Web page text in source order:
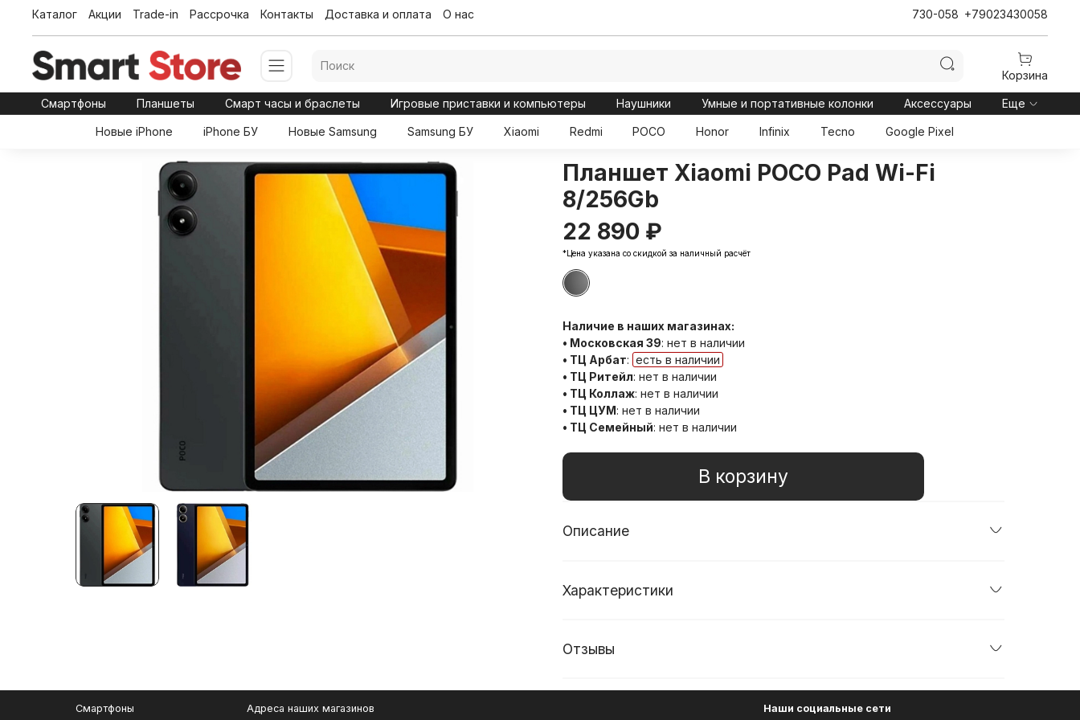
Каталог Акции Trade-in Рассрочка Контакты Доставка и оплата О нас 730-058 +79023430058
Корзина
Смартфоны Планшеты Смарт часы и браслеты Игровые приставки и компьютеры Наушники Умные и портативные колонки Аксессуары Еще
Новые iPhone iPhone БУ Новые Samsung Samsung БУ Xiaomi Redmi POCO Honor Infinix Tecno Google Pixel
Планшет Xiaomi POCO Pad Wi-Fi
8/256Gb
22 890 ₽
*Цена указана со скидкой за наличный расчёт
Наличие в наших магазинах:
• Московская 39: нет в наличии
• ТЦ Арбат: есть в наличии
• ТЦ Ритейл: нет в наличии
• ТЦ Коллаж: нет в наличии
• ТЦ ЦУМ: нет в наличии
• ТЦ Семейный: нет в наличии
В корзину
Описание
Характеристики
Отзывы
Смартфоны Адреса наших магазинов Наши социальные сети